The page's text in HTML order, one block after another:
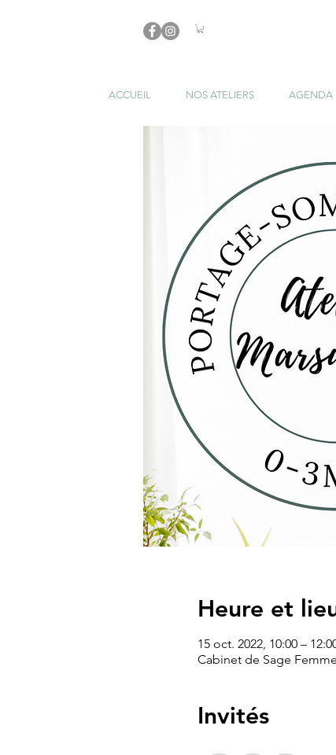
ACCUEIL NOS ATELIERS AGENDA
Heure et
15 oct. 2022, 10:00 –
Cabinet de Sage
Invités